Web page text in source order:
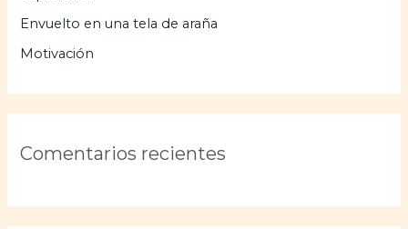
Envuelto en una tela de araña
Motivación
Comentarios recientes